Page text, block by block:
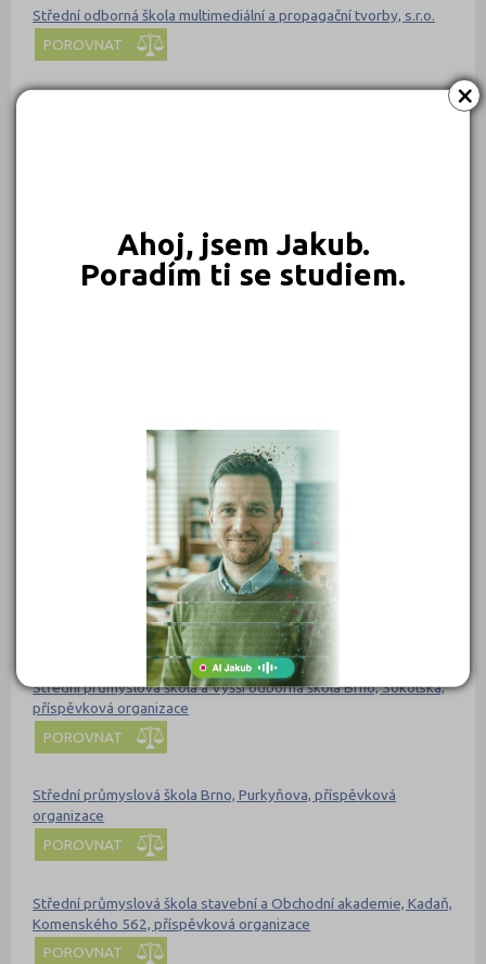
×
Ahoj, jsem Jakub.
Poradím ti se studiem.
Střední odborná škola multimediální a propagační tvorby, s.r.o.
POROVNAT
POROVNAT
Střední odborné učiliště a Střední odborná škola SČMSD,
Střední odborné učiliště a Střední odborná škola SČMSD, Žatec,
Střední průmyslová škola a Vyšší odborná škola Brno, Sokolská,
příspěvková organizace
POROVNAT
Střední průmyslová škola Brno, Purkyňova, příspěvková
organizace
POROVNAT
Střední průmyslová škola stavební a Obchodní akademie, Kadaň,
Komenského 562, příspěvková organizace
POROVNAT